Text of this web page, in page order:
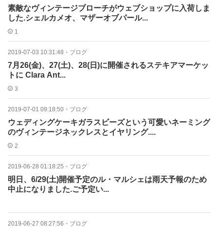
素敵なヴィンテージブローチがウェブショップに入荷しま
した.シェルカメオ、マザーオブパール...
1
2019-07-03 10:31:48 ・ ブログ
7月26(金)、27(土)、28(日)に開催されるステキアマーケッ
トに Clara Ant...
3
2019-07-01 09:18:50 ・ ブログ
ウェディングケーキガラスビーズという可愛いネーミング
のヴィンテージネックレスとイヤリング....
2
2019-06-28 01:18:25 ・ ブログ
明日、6/29(土)開催予定のル・マルシェは雨天予報のため
中止になりました️.ご予定い...
2019-06-27 08:27:56 ・ ブログ